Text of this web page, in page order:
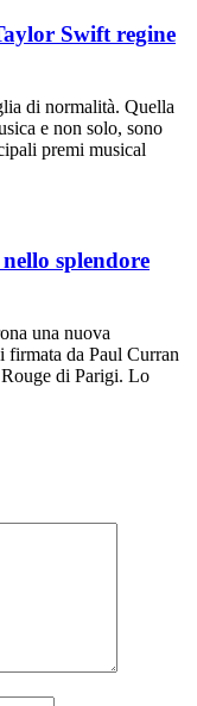
Swift regine
di normalità. Quella
e non solo, sono
premi musical
splendore
una nuova
firmata da Paul Curran
di Parigi. Lo